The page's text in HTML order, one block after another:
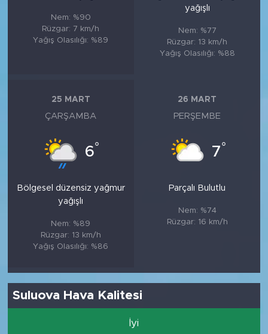
Nem: %90
Rüzgar: 7 km/h
Yağış Olasılığı: %89
yağışlı
Nem: %77
Rüzgar: 13 km/h
Yağış Olasılığı: %88
25 MART
ÇARŞAMBA
6°
Bölgesel düzensiz yağmur
yağışlı
Nem: %89
Rüzgar: 13 km/h
Yağış Olasılığı: %86
26 MART
PERŞEMBE
7°
Parçalı Bulutlu
Nem: %74
Rüzgar: 16 km/h
Suluova Hava Kalitesi
İyi